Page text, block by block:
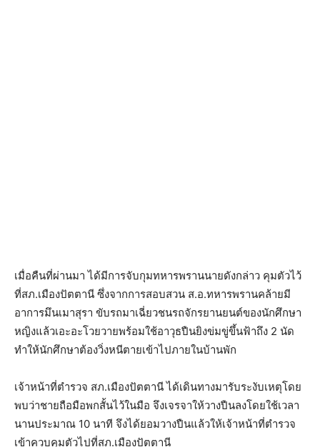
เมื่อคืนที่ผ่านมา ได้มีการจับกุมทหารพรานนายดังกล่าว คุมตัวไว้
ที่สภ.เมืองปัตตานี ซึ่งจากการสอบสวน ส.อ.ทหารพรานคล้ายมี
อาการมึนเมาสุรา ขับรถมาเฉี่ยวชนรถจักรยานยนต์ของนักศึกษา
หญิงแล้วเอะอะโวยวายพร้อมใช้อาวุธปืนยิงข่มขู่ขึ้นฟ้าถึง 2 นัด
ทำให้นักศึกษาต้องวิ่งหนีตายเข้าไปภายในบ้านพัก
เจ้าหน้าที่ตำรวจ สภ.เมืองปัตตานี ได้เดินทางมารับระงับเหตุโดย
พบว่าชายถือมือพกสั้นไว้ในมือ จึงเจรจาให้วางปืนลงโดยใช้เวลา
นานประมาณ 10 นาที จึงได้ยอมวางปืนแล้วให้เจ้าหน้าที่ตำรวจ
เข้าควบคุมตัวไปที่สภ.เมืองปัตตานี